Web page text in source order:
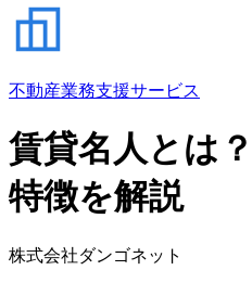
不動産業務支援サービス
賃貸名人とは
特徴を解説
株式会社ダンゴネット